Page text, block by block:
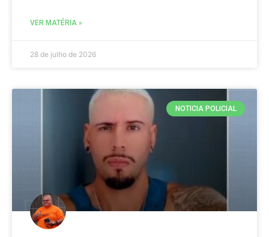
VER MATÉRIA »
28 de julho de 2026
NOTICIA POLICIAL